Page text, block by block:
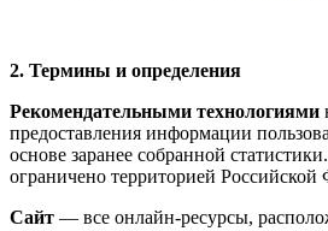
2. Термины и определения
Рекомендательными технологиями
предоставления информации
основе заранее собранной
ограничено территорией Российской
Сайт — все онлайн-ресурсы,